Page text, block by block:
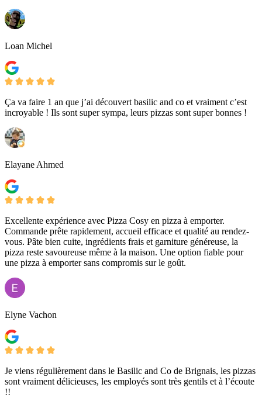
Loan Michel
Ça va faire 1 an que j’ai découvert basilic and co et vraiment c’est
incroyable ! Ils sont super sympa, leurs pizzas sont super bonnes !
Elayane Ahmed
Excellente expérience avec Pizza Cosy en pizza à emporter.
Commande prête rapidement, accueil efficace et qualité au rendez-
vous. Pâte bien cuite, ingrédients frais et garniture généreuse, la
pizza reste savoureuse même à la maison. Une option fiable pour
une pizza à emporter sans compromis sur le goût.
Elyne Vachon
Je viens régulièrement dans le Basilic and Co de Brignais, les pizzas
sont vraiment délicieuses, les employés sont très gentils et à l’écoute
!!